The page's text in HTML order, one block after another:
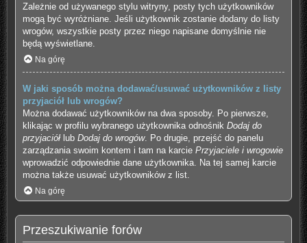
Zależnie od używanego stylu witryny, posty tych użytkowników
mogą być wyróżniane. Jeśli użytkownik zostanie dodany do listy
wrogów, wszystkie posty przez niego napisane domyślnie nie
będą wyświetlane.
Na górę
W jaki sposób można dodawać/usuwać użytkowników z listy
przyjaciół lub wrogów?
Można dodawać użytkowników na dwa sposoby. Po pierwsze,
klikając w profilu wybranego użytkownika odnośnik Dodaj do
przyjaciółlub Dodaj do wrogów. Po drugie, przejść do panelu
zarządzania swoim kontem i tam na karcie Przyjaciele i wrogowie
wprowadzić odpowiednie dane użytkownika. Na tej samej karcie
można także usuwać użytkowników z list.
Na górę
Przeszukiwanie forów